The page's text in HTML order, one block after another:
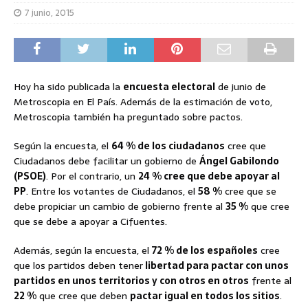
7 junio, 2015
Hoy ha sido publicada la encuesta electoralde junio de
Metroscopia en El País. Además de la estimación de voto,
Metroscopia también ha preguntado sobre pactos.
Según la encuesta, el 64 % de los ciudadanos cree que
Ciudadanos debe facilitar un gobierno de Ángel Gabilondo
(PSOE). Por el contrario, un 24 % cree que debe apoyar al
PP. Entre los votantes de Ciudadanos, el 58 %cree que se
debe propiciar un cambio de gobierno frente al 35 %que cree
que se debe a apoyar a Cifuentes.
Además, según la encuesta, el 72 % de los españoles cree
que los partidos deben tenerlibertad para pactar con unos
partidos en unos territorios y con otros en otros frente al
22 %que cree que deben pactar igual en todos los sitios.